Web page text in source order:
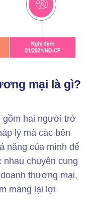
mại là gì?
gồm hai người trở
lý mà các bên
năng của mình để
chuyên cung
thương mại,
mang lại lợi